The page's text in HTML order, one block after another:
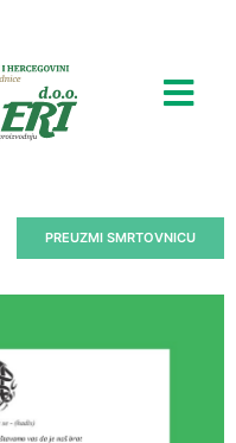
PREUZMI SMRTOVNICU